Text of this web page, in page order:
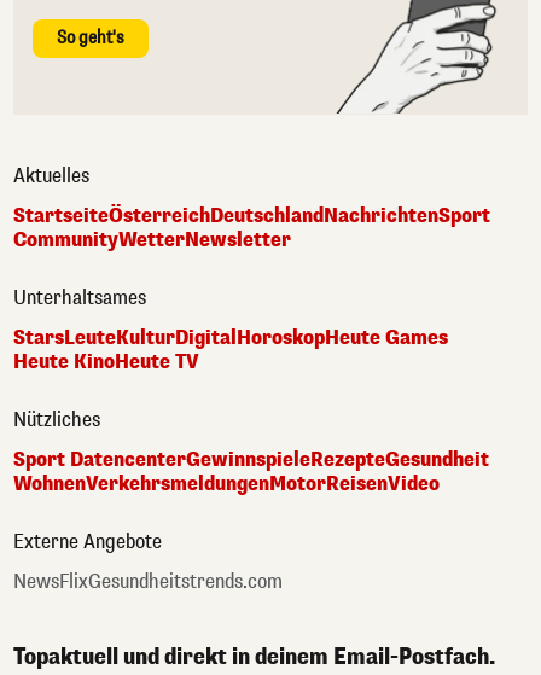
So geht's
Aktuelles
StartseiteÖsterreichDeutschlandNachrichtenSport
CommunityWetterNewsletter
Unterhaltsames
StarsLeuteKulturDigitalHoroskopHeute Games
Heute KinoHeute TV
Nützliches
Sport DatencenterGewinnspieleRezepteGesundheit
WohnenVerkehrsmeldungenMotorReisenVideo
Externe Angebote
NewsFlixGesundheitstrends.com
Topaktuell und direkt in deinem Email-Postfach.